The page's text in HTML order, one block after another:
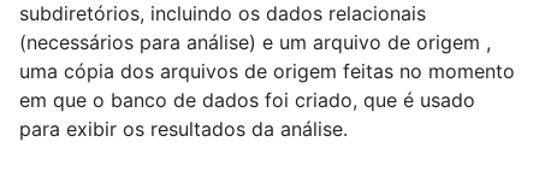
subdiretórios, incluindo os dados relacionais
(necessários para análise) e um arquivo de origem ,
uma cópia dos arquivos de origem feitas no momento
em que o banco de dados foi criado, que é usado
para exibir os resultados da análise.